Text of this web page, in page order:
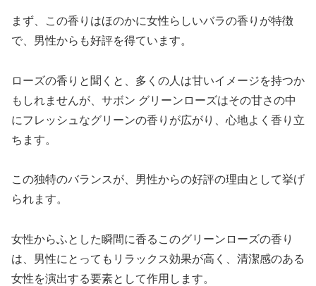
まず、この香りはほのかに女性らしいバラの香りが特徴
で、男性からも好評を得ています。
ローズの香りと聞くと、多くの人は甘いイメージを持つか
もしれませんが、サボン グリーンローズはその甘さの中
にフレッシュなグリーンの香りが広がり、心地よく香り立
ちます。
この独特のバランスが、男性からの好評の理由として挙げ
られます。
女性からふとした瞬間に香るこのグリーンローズの香り
は、男性にとってもリラックス効果が高く、清潔感のある
女性を演出する要素として作用します。